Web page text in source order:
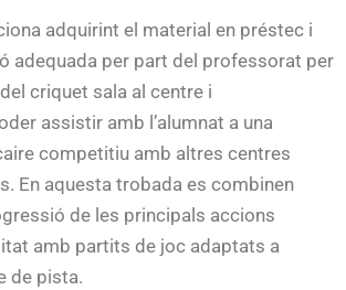
adquirint el material en préstec i
adequada per part del professorat per
criquet sala al centre i
assistir amb l’alumnat a una
competitiu amb altres centres
En aquesta trobada es combinen
de les principals accions
amb partits de joc adaptats a
de pista.